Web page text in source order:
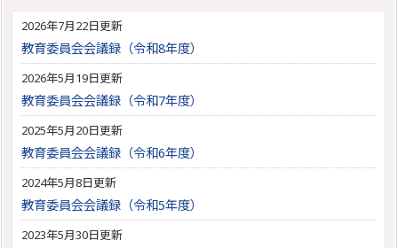
2026年7月22日更新
教育委員会会議録（令和8年度）
2026年5月19日更新
教育委員会会議録（令和7年度）
2025年5月20日更新
教育委員会会議録（令和6年度）
2024年5月8日更新
教育委員会会議録（令和5年度）
2023年5月30日更新